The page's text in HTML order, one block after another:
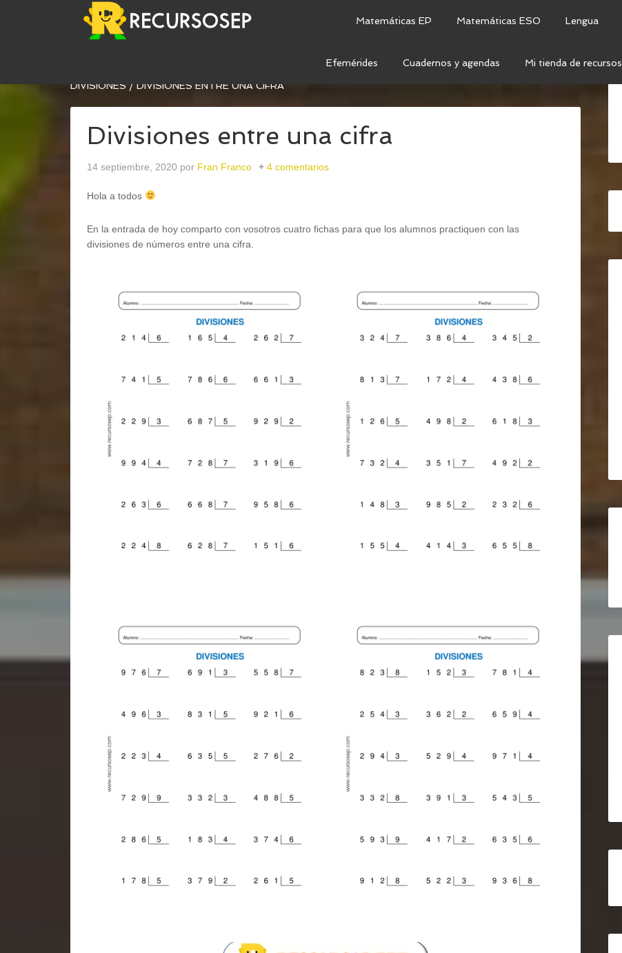
Matemáticas EP Matemáticas ESO Lengua
Efemérides Cuadernos y agendas Mi tienda de recursos
OPERACIONES CON NATURALES
DIVISIONES / DIVISIONES ENTRE UNA CIFRA
Divisiones entre una cifra
14 septiembre, 2020 por Fran Franco 4 comentarios
Hola a todos
En la entrada de hoy comparto con vosotros cuatro fichas para que los alumnos practiquen con las
divisiones de números entre una cifra.